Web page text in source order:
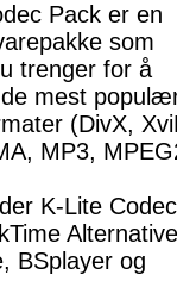
Pack er en
som
trenger for å
mest
(DivX,
MP3,
K-Lite Codec
BSplayer og